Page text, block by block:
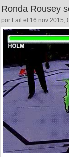
Ronda Rousey
por Fail el 16 nov 2015,